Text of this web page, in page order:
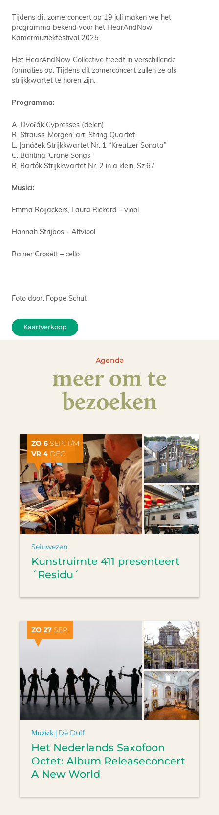
Tijdens dit zomerconcert op 19 juli maken we het
programma bekend voor het HearAndNow
Kamermuziekfestival 2025.
Het HearAndNow Collective treedt in verschillende
formaties op. Tijdens dit zomerconcert zullen ze als
strijkkwartet te horen zijn.
Programma:
A. Dvořák Cypresses (delen)
R. Strauss ‘Morgen’ arr. String Quartet
L. Janáček Strijkkwartet Nr. 1 “Kreutzer Sonata”
C. Banting ‘Crane Songs’
B. Bartók Strijkkwartet Nr. 2 in a klein, Sz.67
Musici:
Emma Roijackers, Laura Rickard – viool
Hannah Strijbos – Altviool
Rainer Crosett – cello
Foto door: Foppe Schut
Kaartverkoop
Agenda
meer om te
bezoeken
ZO 6 SEP. T/M
VR 4 DEC.
Seinwezen
Kunstruimte 411 presenteert
´Residu´
ZO 27 SEP.
Muziek | De Duif
Het Nederlands Saxofoon
Octet: Album Releaseconcert
A New World